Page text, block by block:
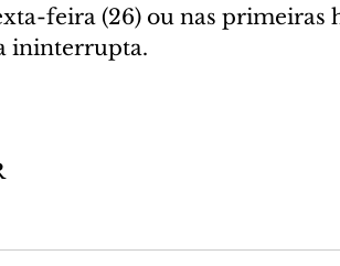
feira (26) ou nas primeiras
ininterrupta.